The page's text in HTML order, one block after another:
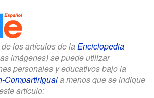
los artículos de la Enciclopedia
imágenes) se puede utilizar
personales y educativos bajo la
CompartirIguala menos que se indique
artículo: